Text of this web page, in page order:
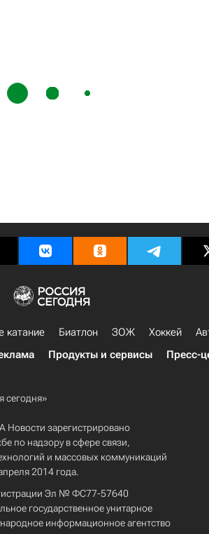
катание Биатлон ЗОЖ Хоккей
Продукты и сервисы Пресс-
сегодня»
Новости зарегистрировано
по надзору в сфере связи,
и массовых коммуникаций
2014 года.
Эл № ФС77-57640
государственное унитарное
информационное агентство